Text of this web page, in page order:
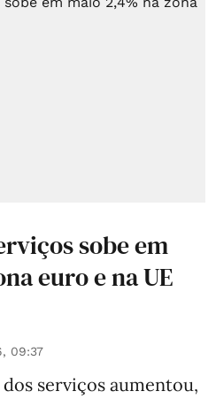
sobe em
euro e na UE
09:37
serviços aumentou,